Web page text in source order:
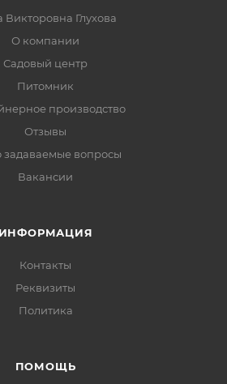
Викторовна Глухова
О компании
Садовый центр
Питомник
производство
Отзывы
задаваемые вопросы
Вакансии
ИНФОРМАЦИЯ
Контакты
Реквизиты
Политика
ПОМОЩЬ